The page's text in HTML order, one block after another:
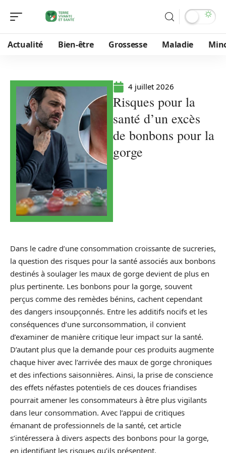
Actualité Bien-être Grossesse Maladie
4 juillet 2026
Risques pour la
santé d’un excès
de bonbons pour la
gorge
Dans le cadre d’une consommation croissante de sucreries,
la question des risques pour la santé associés aux bonbons
destinés à soulager les maux de gorge devient de plus en
plus pertinente. Les bonbons pour la gorge, souvent
perçus comme des remèdes bénins, cachent cependant
des dangers insoupçonnés. Entre les additifs nocifs et les
conséquences d’une surconsommation, il convient
d’examiner de manière critique leur impact sur la santé.
D’autant plus que la demande pour ces produits augmente
chaque hiver avec l’arrivée des maux de gorge chroniques
et des infections saisonnières. Ainsi, la prise de conscience
des effets néfastes potentiels de ces douces friandises
pourrait amener les consommateurs à être plus vigilants
dans leur consommation. Avec l’appui de critiques
émanant de professionnels de la santé, cet article
s’intéressera à divers aspects des bonbons pour la gorge,
en identifiant les risques qu’ils présentent.